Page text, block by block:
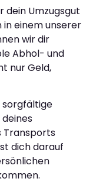
dein Umzugsgut
einem unserer
wir dir
Abhol- und
nur Geld,
sorgfältige
Transports
dich darauf